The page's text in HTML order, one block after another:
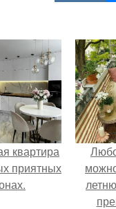
квартира
приятных